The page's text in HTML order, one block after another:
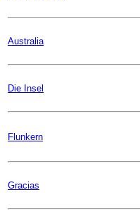
Australia
Die Insel
Flunkern
Gracias